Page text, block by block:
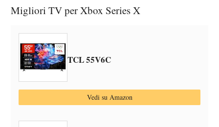
Migliori TV per Xbox Series X
TCL 55V6C
Vedi su Amazon